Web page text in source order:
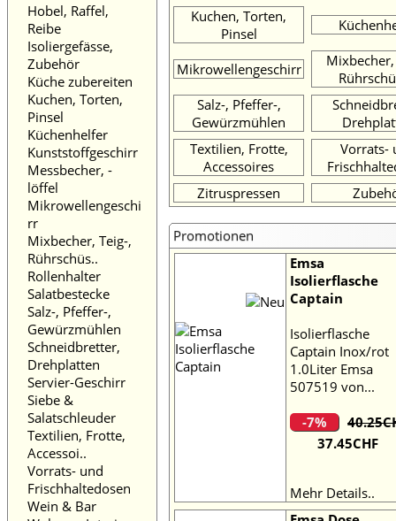
Hobel, Raffel,
Reibe
Isoliergefässe,
Zubehör
Küche zubereiten
Kuchen, Torten,
Pinsel
Küchenhelfer
Kunststoffgeschirr
Messbecher, -
löffel
Mikrowellengeschi
rr
Mixbecher, Teig-,
Rührschüs..
Rollenhalter
Salatbestecke
Salz-, Pfeffer-,
Gewürzmühlen
Schneidbretter,
Drehplatten
Servier-Geschirr
Siebe &
Salatschleuder
Textilien, Frotte,
Accessoi..
Vorrats- und
Frischhaltedosen
Wein & Bar
Kuchen, Torten,
Pinsel
Mikrowellengeschirr
Salz-, Pfeffer-,
Gewürzmühlen
Textilien, Frotte,
Accessoires
Vorrats-
Zitruspressen
Promotionen
Emsa
Isolierflasche
Captain
Isolierflasche
Captain Inox/rot
1.0Liter Emsa
507519 von...
-7%
37.45CHF
Mehr Details..